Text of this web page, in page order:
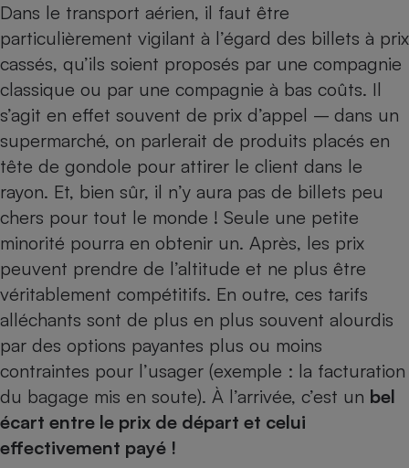
Dans le transport aérien, il faut être
particulièrement vigilant à l’égard des billets à prix
cassés, qu’ils soient proposés par une compagnie
classique ou par une compagnie à bas coûts. Il
s’agit en effet souvent de prix d’appel – dans un
supermarché, on parlerait de produits placés en
tête de gondole pour attirer le client dans le
rayon. Et, bien sûr, il n’y aura pas de billets peu
chers pour tout le monde ! Seule une petite
minorité pourra en obtenir un. Après, les prix
peuvent prendre de l’altitude et ne plus être
véritablement compétitifs. En outre, ces tarifs
alléchants sont de plus en plus souvent alourdis
par des options payantes plus ou moins
contraintes pour l’usager (exemple : la facturation
du bagage mis en soute). À l’arrivée, c’est un bel
écart entre le prix de départ et celui
effectivement payé !